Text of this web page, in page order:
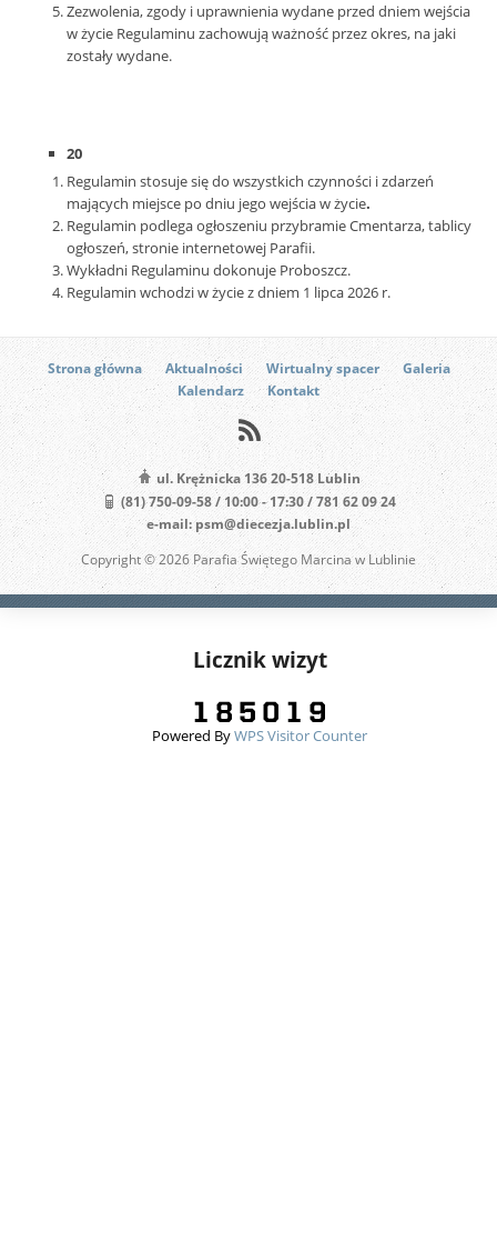
Zezwolenia, zgody i uprawnienia wydane przed dniem wejścia
w życie Regulaminu zachowują ważność przez okres, na jaki
zostały wydane.
20
Regulamin stosuje się do wszystkich czynności i zdarzeń
mających miejsce po dniu jego wejścia w życie.
Regulamin podlega ogłoszeniu przybramie Cmentarza, tablicy
ogłoszeń, stronie internetowej Parafii.
Wykładni Regulaminu dokonuje Proboszcz.
Regulamin wchodzi w życie z dniem 1 lipca 2026 r.
Strona główna Aktualności Wirtualny spacer
Galeria
Kalendarz
Kontakt
ul. Krężnicka 136 20-518 Lublin
(81) 750-09-58 / 10:00 - 17:30 / 781 62 09 24
e-mail: psm@diecezja.lublin.pl
Copyright © 2026 Parafia Świętego Marcina w Lublinie
Licznik wizyt
Powered ByWPS Visitor Counter